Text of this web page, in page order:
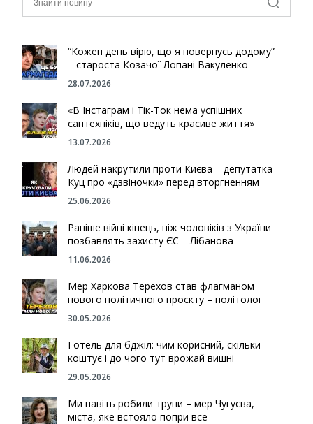
“Кожен день вірю, що я повернусь додому”
– староста Козачої Лопані Вакуленко
28.07.2026
«В Інстаграм і Тік-Ток нема успішних
сантехніків, що ведуть красиве життя»
13.07.2026
Людей накрутили проти Києва – депутатка
Куц про «дзвіночки» перед вторгненням
25.06.2026
Раніше війні кінець, ніж чоловіків з України
позбавлять захисту ЄС – Лібанова
11.06.2026
Мер Харкова Терехов став флагманом
нового політичного проєкту – політолог
30.05.2026
Готель для бджіл: чим корисний, скільки
коштує і до чого тут врожай вишні
29.05.2026
Ми навіть робили труни – мер Чугуєва,
міста, яке встояло попри все